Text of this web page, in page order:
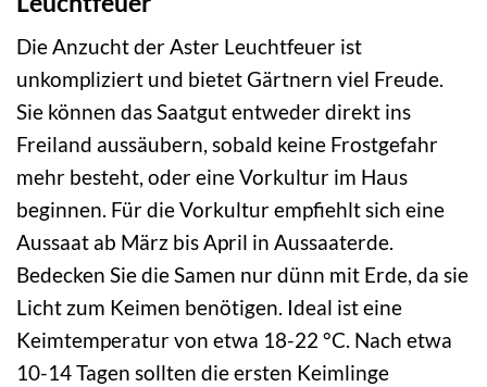
Die Anzucht der Aster Leuchtfeuer ist
unkompliziert und bietet Gärtnern viel Freude.
Sie können das Saatgut entweder direkt ins
Freiland aussäubern, sobald keine Frostgefahr
mehr besteht, oder eine Vorkultur im Haus
beginnen. Für die Vorkultur empfiehlt sich eine
Aussaat ab März bis April in Aussaaterde.
Bedecken Sie die Samen nur dünn mit Erde, da sie
Licht zum Keimen benötigen. Ideal ist eine
Keimtemperatur von etwa 18-22 °C. Nach etwa
10-14 Tagen sollten die ersten Keimlinge